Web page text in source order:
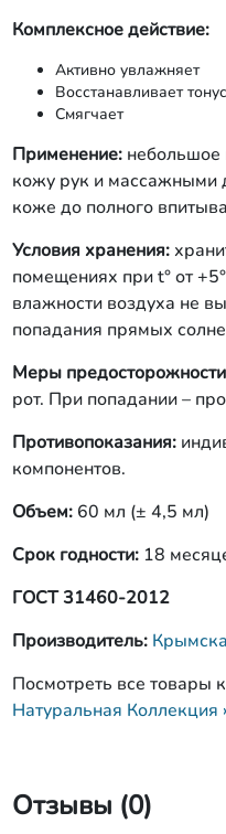
Комплексное действие:
Активно увлажняет
Восстанавливает тонус
Смягчает
Применение:небольшое
кожу рук и массажными
коже до полного
Условия хранения:
помещениях при t° от
влажности воздуха не
попадания прямых
Меры
рот. При попадании –
Противопоказания:
компонентов.
Объем:60 мл (± 4,5 мл)
Срок годности: 18
ГОСТ 31460-2012
Производитель:
Посмотреть все товары
Натуральная Коллекция
Отзывы (0)